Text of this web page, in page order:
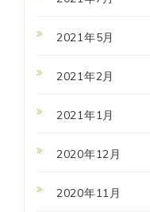
2021年5月
2021年2月
2021年1月
2020年12月
2020年11月